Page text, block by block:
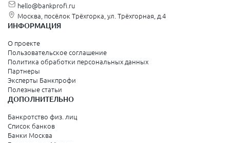
hello@bankprofi.ru
Москва, посёлок Трёхгорка, ул. Трёхгорная, д.4
ИНФОРМАЦИЯ
О проекте
Пользовательское соглашение
Политика обработки персональных данных
Партнеры
Эксперты Банкпрофи
Полезные статьи
ДОПОЛНИТЕЛЬНО
Банкротство физ. лиц
Список банков
Банки Москва